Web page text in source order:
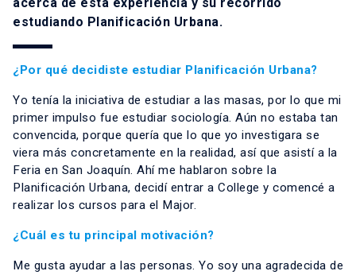
estudiando Planificación Urbana.
¿Por qué decidiste estudiar Planificación Urbana?
Yo tenía la iniciativa de estudiar a las masas, por lo que mi
primer impulso fue estudiar sociología. Aún no estaba tan
convencida, porque quería que lo que yo investigara se
viera más concretamente en la realidad, así que asistí a la
Feria en San Joaquín. Ahí me hablaron sobre la
Planificación Urbana, decidí entrar a College y comencé a
realizar los cursos para el Major.
¿Cuál es tu principal motivación?
Me gusta ayudar a las personas. Yo soy una agradecida de